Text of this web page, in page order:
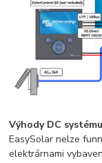
Výhody DC systému
EasySolar nelze
elektrárnami